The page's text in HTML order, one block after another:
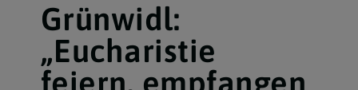
Grünwidl:
„Eucharistie
feiern, empfangen